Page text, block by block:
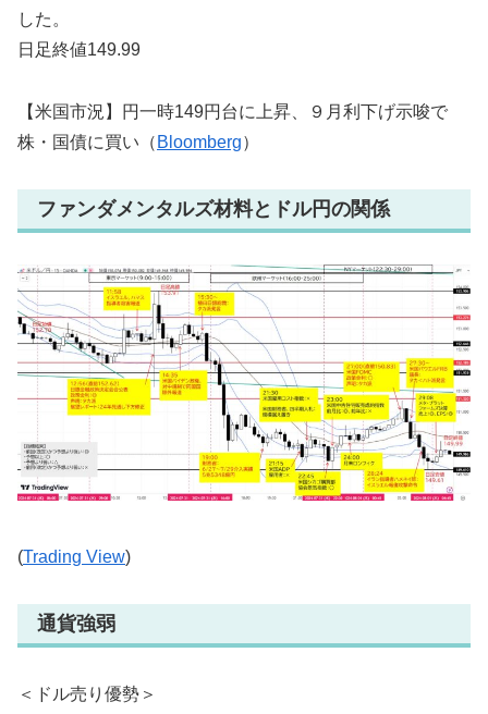
した。
日足終値149.99
【米国市況】円一時149円台に上昇、９月利下げ示唆で
株・国債に買い（ Bloomberg）
ファンダメンタルズ材料とドル円の関係
(Trading View)
通貨強弱
＜ドル売り優勢＞